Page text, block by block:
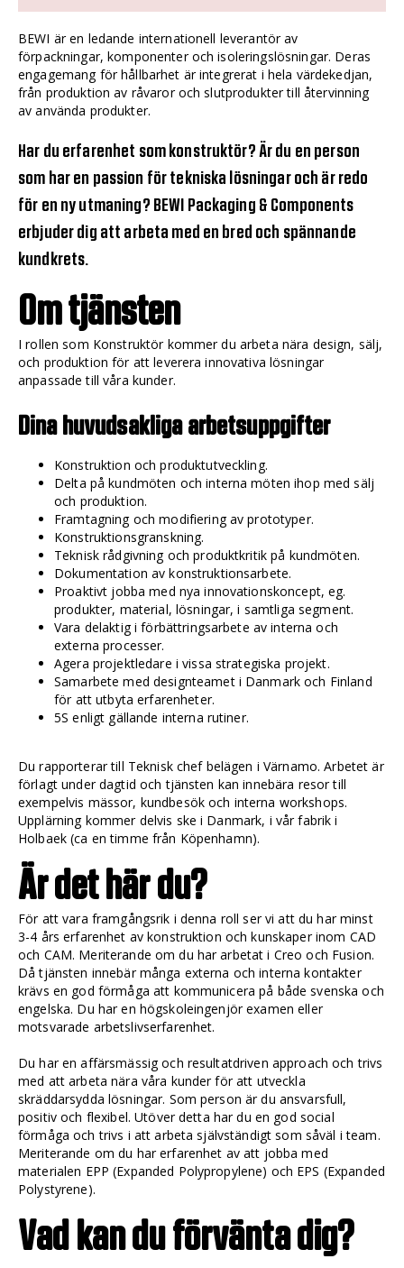
BEWI är en ledande internationell leverantör av
förpackningar, komponenter och isoleringslösningar. Deras
engagemang för hållbarhet är integrerat i hela värdekedjan,
från produktion av råvaror och slutprodukter till återvinning
av använda produkter.
Har du erfarenhet som konstruktör? Är du en person
som har en passion för tekniska lösningar och är redo
för en ny utmaning? BEWI Packaging & Components
erbjuder dig att arbeta med en bred och spännande
kundkrets.
Om tjänsten
I rollen som Konstruktör kommer du arbeta nära design, sälj,
och produktion för att leverera innovativa lösningar
anpassade till våra kunder.
Dina huvudsakliga arbetsuppgifter
Konstruktion och produktutveckling.
Delta på kundmöten och interna möten ihop med sälj
och produktion.
Framtagning och modifiering av prototyper.
Konstruktionsgranskning.
Teknisk rådgivning och produktkritik på kundmöten.
Dokumentation av konstruktionsarbete.
Proaktivt jobba med nya innovationskoncept, eg.
produkter, material, lösningar, i samtliga segment.
Vara delaktig i förbättringsarbete av interna och
externa processer.
Agera projektledare i vissa strategiska projekt.
Samarbete med designteamet i Danmark och Finland
för att utbyta erfarenheter.
5S enligt gällande interna rutiner.
Du rapporterar till Teknisk chef belägen i Värnamo. Arbetet är
förlagt under dagtid och tjänsten kan innebära resor till
exempelvis mässor, kundbesök och interna workshops.
Upplärning kommer delvis ske i Danmark, i vår fabrik i
Holbaek (ca en timme från Köpenhamn).
Är det här du?
För att vara framgångsrik i denna roll ser vi att du har minst
3-4 års erfarenhet av konstruktion och kunskaper inom CAD
och CAM. Meriterande om du har arbetat i Creo och Fusion.
Då tjänsten innebär många externa och interna kontakter
krävs en god förmåga att kommunicera på både svenska och
engelska. Du har en högskoleingenjör examen eller
motsvarade arbetslivserfarenhet.
Du har en affärsmässig och resultatdriven approach och trivs
med att arbeta nära våra kunder för att utveckla
skräddarsydda lösningar. Som person är du ansvarsfull,
positiv och flexibel. Utöver detta har du en god social
förmåga och trivs i att arbeta självständigt som såväl i team.
Meriterande om du har erfarenhet av att jobba med
materialen EPP (Expanded Polypropylene) och EPS (Expanded
Polystyrene).
Vad kan du förvänta dig?